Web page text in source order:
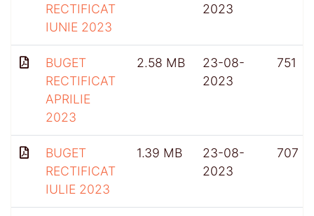
RECTIFICAT
IUNIE 2023
2023
BUGET
RECTIFICAT
APRILIE
2023
2.58 MB
23-08-
2023
751
BUGET
RECTIFICAT
IULIE 2023
1.39 MB
23-08-
2023
707